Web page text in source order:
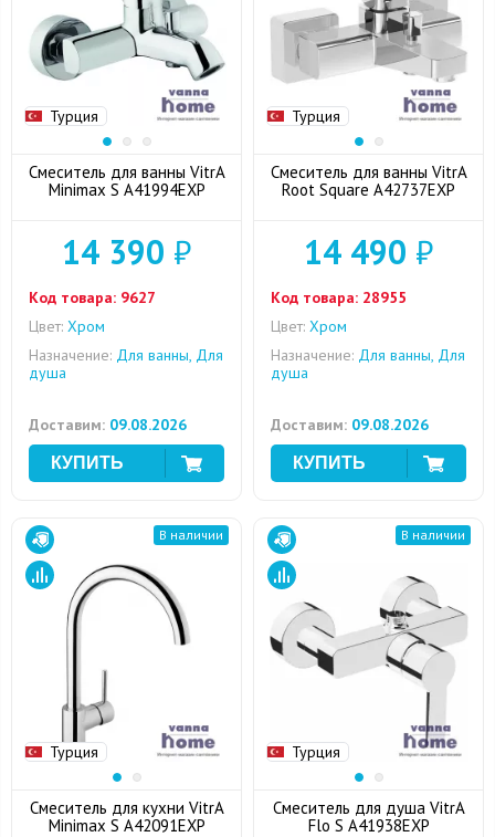
Турция
Смеситель для ванны VitrA
Minimax S A41994EXP
14 390 ₽
Код товара: 9627
Цвет: Хром
Назначение: Для ванны, Для
душа
Доставим: 09.08.2026
Турция
Смеситель для ванны VitrA
Root Square A42737EXP
14 490 ₽
Код товара: 28955
Цвет: Хром
Назначение: Для ванны, Для
душа
Доставим: 09.08.2026
Турция
В наличии
Смеситель для кухни VitrA
Minimax S A42091EXP
Турция
В наличии
Смеситель для душа VitrA
Flo S A41938EXP